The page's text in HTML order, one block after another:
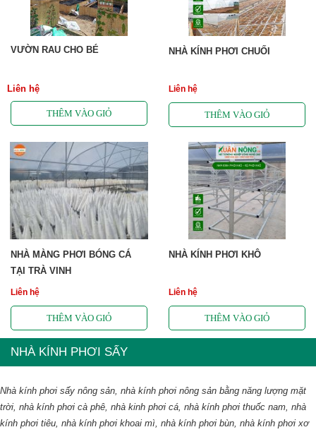
VƯỜN RAU CHO BÉ
Liên hệ
NHÀ KÍNH PHƠI CHUỐI
Liên hệ
NHÀ MÀNG PHƠI BÓNG CÁ
TẠI TRÀ VINH
Liên hệ
NHÀ KÍNH PHƠI KHÔ
Liên hệ
NHÀ KÍNH PHƠI SẤY
Nhà kính phơi sấy nông sản, nhà kính phơi nông sản bằng năng lượng mặt
trời, nhà kính phơi cà phê, nhà kinh phơi cá, nhà kính phơi thuốc nam, nhà
kính phơi tiêu, nhà kính phơi khoai mì, nhà kính phơi bùn, nhà kính phơi xơ